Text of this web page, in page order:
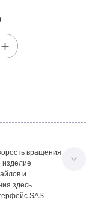
вращения
изделие
и
здесь
SAS.